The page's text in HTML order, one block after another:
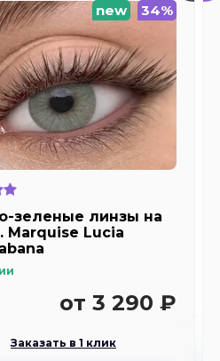
new 34%
зеленые линзы на
Marquise Lucia
от 3 290 ₽
Заказать в 1 клик